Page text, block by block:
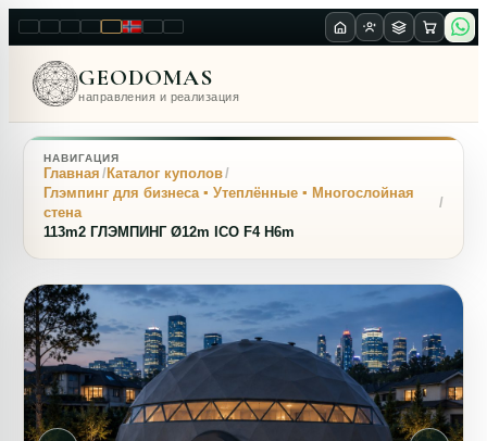
LT ENPL FRRUNOSKRO
GEODOMAS
направления и реализация
НАВИГАЦИЯ
Главная Каталог куполов
Глэмпинг для бизнеса ▪ Утеплённые ▪ Многослойная
стена
113m2 ГЛЭМПИНГ Ø12m ICO F4 H6m